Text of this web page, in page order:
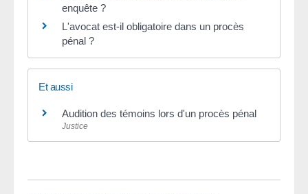
enquête ?
L'avocat est-il obligatoire dans un procès
pénal ?
Et aussi
Audition des témoins lors d'un procès pénal
Justice